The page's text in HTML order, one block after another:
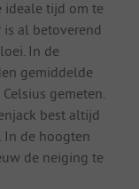
ideale tijd om te
al betoverend
In de
gemiddelde
gemeten.
best altijd
In de hoogten
de neiging te